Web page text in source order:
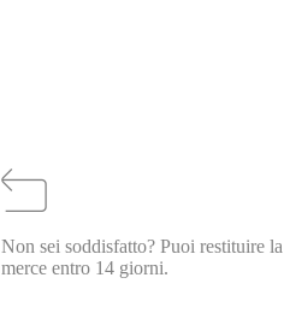
Non sei soddisfatto? Puoi restituire la
merce entro 14 giorni.